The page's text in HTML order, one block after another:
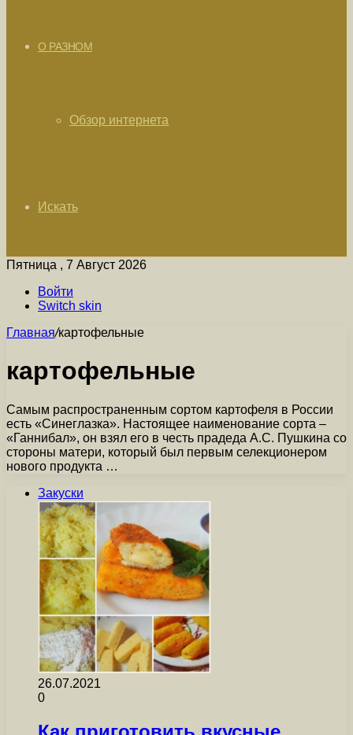
О РАЗНОМ
Обзор интернета
Искать
Пятница , 7 Август 2026
Войти
Switch skin
Главная/картофельные
картофельные
Самым распространенным сортом картофеля в России
есть «Синеглазка». Настоящее наименование сорта –
«Ганнибал», он взял его в честь прадеда А.С. Пушкина со
стороны матери, который был первым селекционером
нового продукта …
Закуски
26.07.2021
0